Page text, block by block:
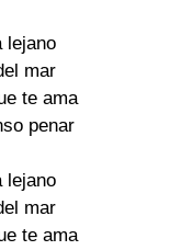
lejano
mar
te ama
penar
lejano
mar
te ama